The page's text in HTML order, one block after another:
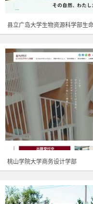
桃山学院大学商务设计学部